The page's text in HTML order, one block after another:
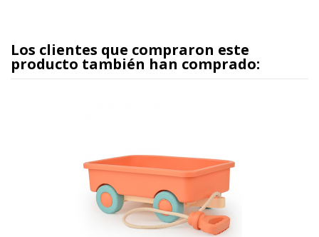
Los clientes que compraron este
producto también han comprado: